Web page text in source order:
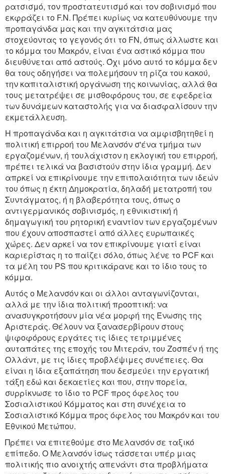
ρατσισμό, τον προστατευτισμό και τον σοβινισμό που
εκφράζει το F.N. Πρέπει κυρίως να κατευθύνουμε την
προπαγάνδα μας και την αγκιτάτσια μας
στοχεύοντας το γεγονός ότι το FN, όπως άλλωστε και
το κόμμα του Mακρόν, είναι ένα αστικό κόμμα που
διευθύνεται από αστούς. Όχι μόνο αυτό το κόμμα δεν
θα τους οδηγήσει να πολεμήσουν τη ρίζα του κακού,
την καπιταλιστική οργάνωση της κοινωνίας, αλλά θα
τους μετατρέψει σε μισθοφόρους του, σε εφεδρεία
των δυνάμεων καταστολής για να διασφαλίσουν την
εκμετάλλευση.
Η προπαγάνδα και η αγκιτάτσια να αμφισβητηθεί η
πολιτική επιρροή του Μελανσόν σ'ένα τμήμα των
εργαζομένων, ή τουλάχιστον η εκλογική του επιρροή,
πρέπει τελικά να βασιστούν στην ίδια γραμμή. Δεν
απρκεί να επικρίνουμε την επιπολαιότητα των ιδεών
του όπως η έκτη Δημοκρατία, δηλαδή μετατροπή του
Συντάγματος, ή η βλαβερότητα τους, όπως ο
αντιγερμανικός σοβινισμός, η εθνικιστική ή
δημαγωγική του ρητορική εναντίον των εργαζομένων
που έχουν αποσπαστεί από άλλες ευρωπαικές
χώρες. Δεν αρκεί να τον επικρίνουμε γιατί είναι
καριερίστας η το παίζει σόλο, όπως λένε το PCF και
τα μέλη του PS που κριτικάρανε και το ίδιο τους το
κόμμα.
Αυτός ο Μελανσόν και οι άλλοι ανταγωνίζονται,
αλλά με την ίδια πολιτική προοπτική: να
ανασυγκροτήσουν μία νέα μορφή της Ένωσης της
Αριστεράς. Θέλουν να ξανασερβίρουν στους
ψιφοφόρους εργάτες τις ίδιες τετριμμένες
αυταπάτες της εποχής του Μιτεράν, του Ζοσπέν ή της
Ολλάντ, με τις ίδιες προβλέψιμες συνέπειες. Θα
είναι η ίδια εξαπάτηση που δεσμεύει την εργατική
τάξη εδώ και δεκαετίες και που, στην πορεία,
συρρίκνωσε το ίδιο το PCF προς όφελος του
Σοσιαλιστικού Κόμματος και στη συνέχεια το
Σοσιαλιστικό Κόμμα προς όφελος του Μακρόν και του
Εθνικού Μετώπου.
Πρέπει να επιτεθούμε στο Μελανσόν σε ταξικό
επίπεδο. Ο Μελανσόν ίσως τάσσεται υπέρ μιας
πολιτικής πιο ανοιχτής απενάντι στα προβλήματα